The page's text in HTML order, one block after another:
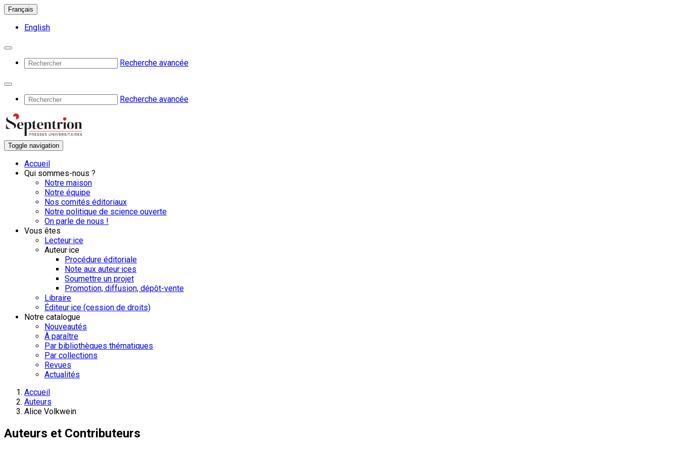
Français
English
Recherche avancée
Recherche avancée
Toggle navigation
Accueil
Qui sommes-nous ?
Notre maison
Notre équipe
Nos comités éditoriaux
Notre politique de science ouverte
On parle de nous !
Vous êtes
Lecteur·ice
Auteur·ice
Procédure éditoriale
Note aux auteur·ices
Soumettre un projet
Promotion, diffusion, dépôt-vente
Libraire
Éditeur·ice (cession de droits)
Notre catalogue
Nouveautés
À paraître
Par bibliothèques thématiques
Par collections
Revues
Actualités
Accueil
Auteurs
Alice Volkwein
Auteurs et Contributeurs